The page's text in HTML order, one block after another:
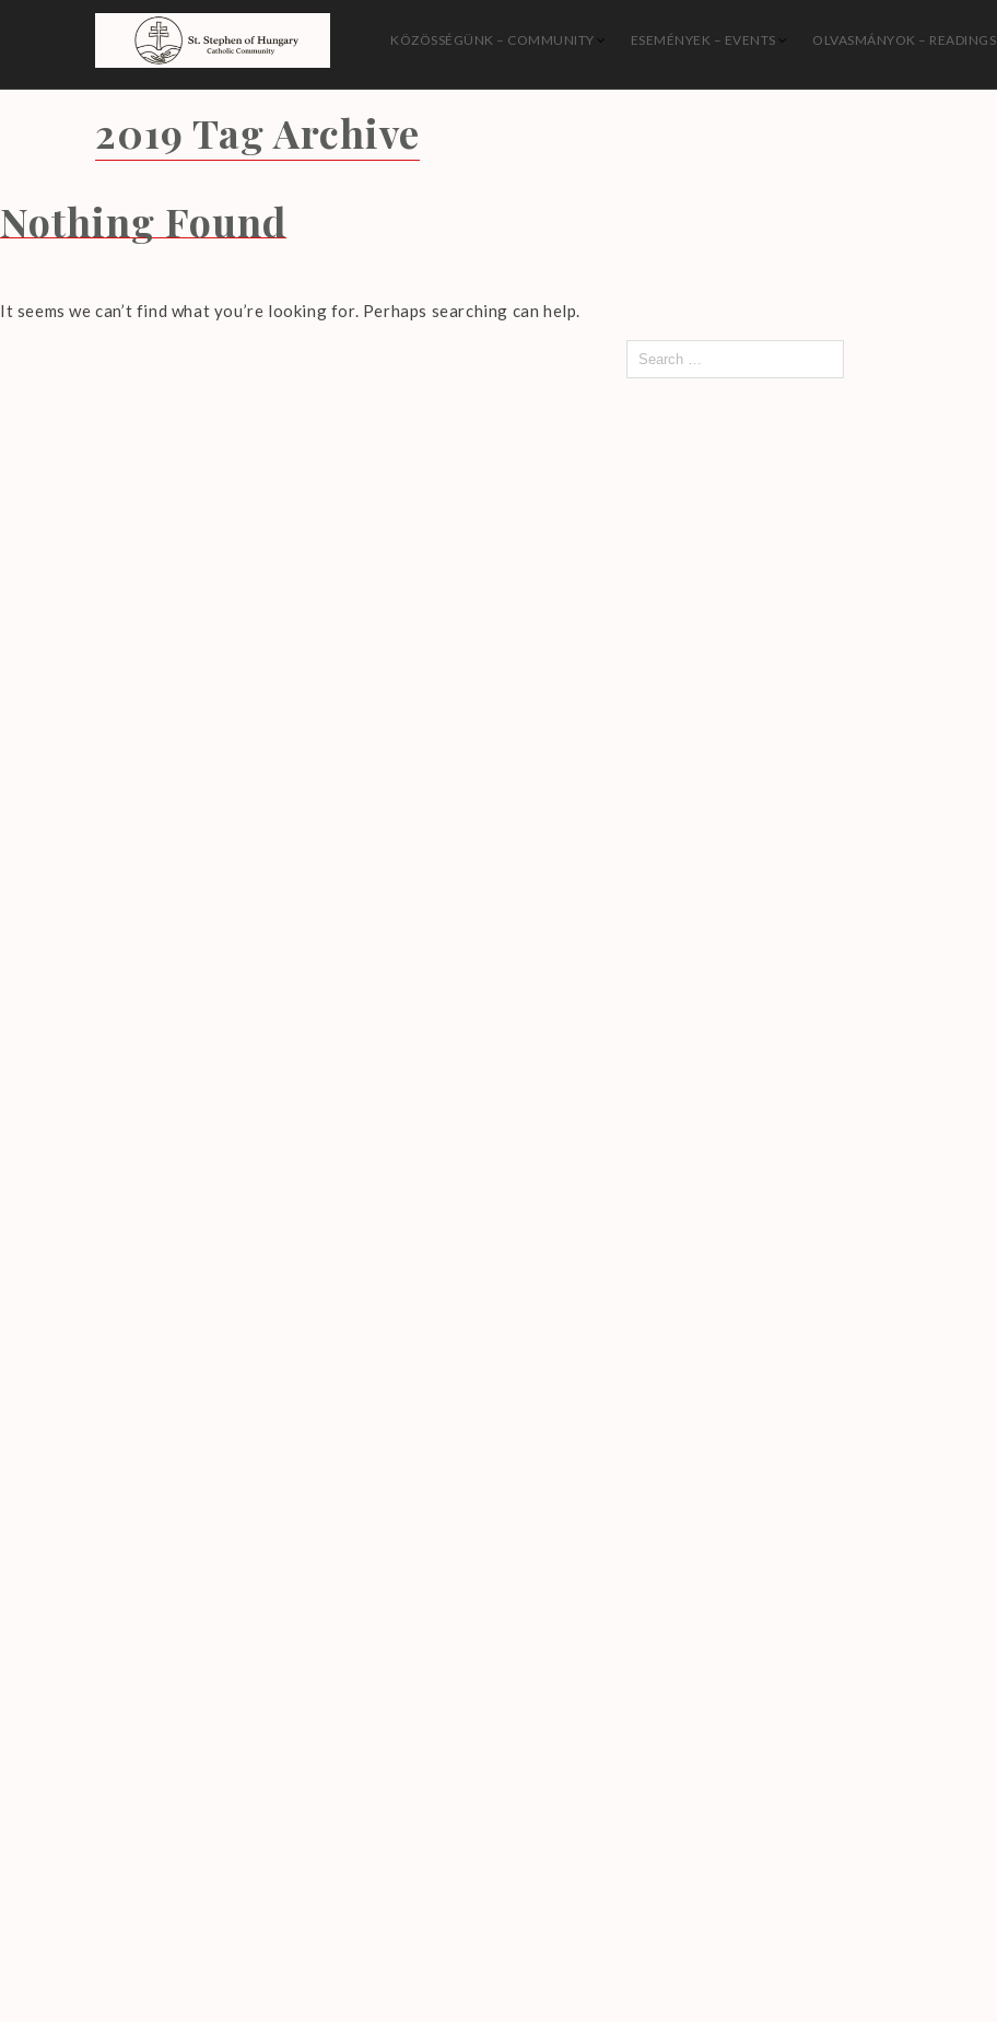
Magyarországi Szent István Katolikus Közösség
KÖZÖSSÉGÜNK – COMMUNITY ESEMÉNYEK – EVENTS OLVASMÁNYOK – READINGS
2019 Tag Archive
Nothing Found
It seems we can’t find what you’re looking for. Perhaps searching can help.
Search
for: